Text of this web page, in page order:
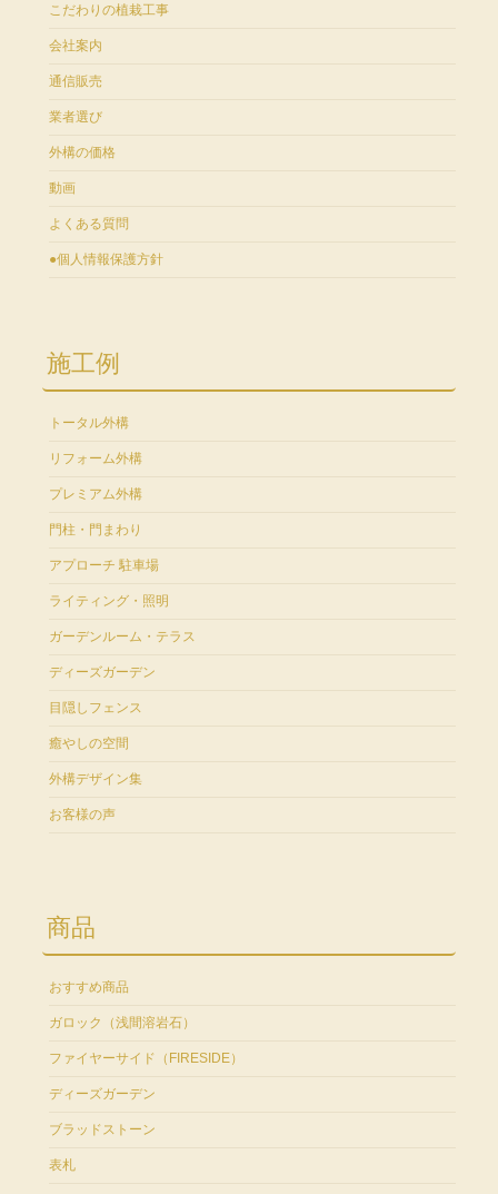
こだわりの植栽工事
会社案内
通信販売
業者選び
外構の価格
動画
よくある質問
●個人情報保護方針
施工例
トータル外構
リフォーム外構
プレミアム外構
門柱・門まわり
アプローチ 駐車場
ライティング・照明
ガーデンルーム・テラス
ディーズガーデン
目隠しフェンス
癒やしの空間
外構デザイン集
お客様の声
商品
おすすめ商品
ガロック（浅間溶岩石）
ファイヤーサイド（FIRESIDE）
ディーズガーデン
ブラッドストーン
表札